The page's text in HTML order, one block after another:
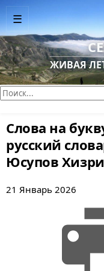
ЖИВАЯ
Поиск:
☰
Слова на
русский
Юсупов
21 Январь 2026